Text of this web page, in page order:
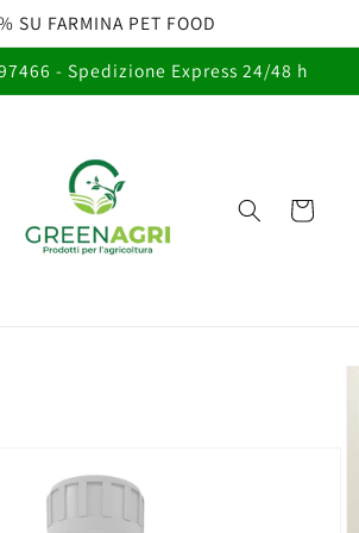
SU FARMINA PET FOOD
- Spedizione Express 24/48 h
Carrello